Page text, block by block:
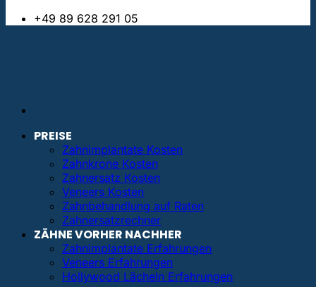
+49 89 628 291 05
PREISE
Zahnimplantate Kosten
Zahnkrone Kosten
Zahnersatz Kosten
Veneers Kosten
Zahnbehandlung auf Raten
Zahnersatzrechner
ZÄHNE VORHER NACHHER
Zahnimplantate Erfahrungen
Veneers Erfahrungen
Hollywood Lächeln Erfahrungen